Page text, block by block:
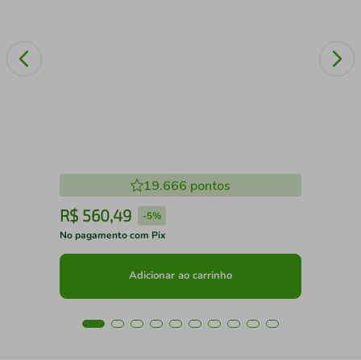
19.666 pontos
R$ 560,49 -5%
No pagamento com Pix
Adicionar ao carrinho